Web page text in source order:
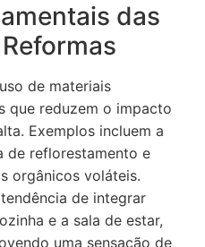
das
de materiais
que reduzem o impacto
Exemplos incluem a
de reflorestamento e
orgânicos voláteis.
de integrar
e a sala de estar,
uma sensação de